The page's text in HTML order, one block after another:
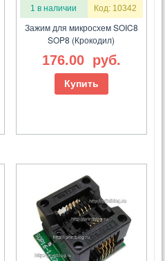
1 в наличии Код: 10342
Зажим для микросхем SOIC8
SOP8 (Крокодил)
176.00 руб.
Купить